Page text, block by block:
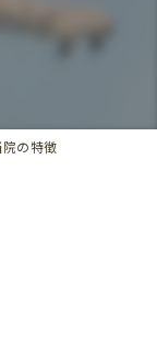
院の特徴